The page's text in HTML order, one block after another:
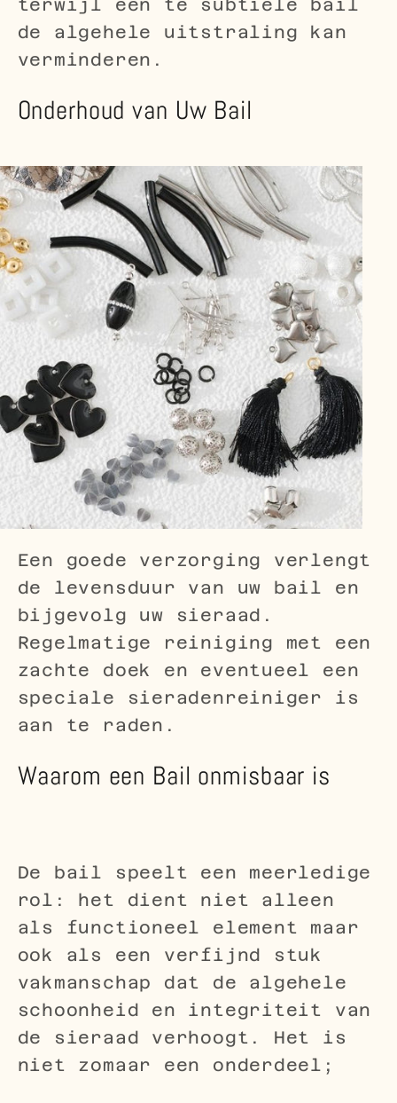
terwijl een te subtiele bail
de algehele uitstraling kan
verminderen.
Onderhoud van Uw Bail
Een goede verzorging verlengt
de levensduur van uw bail en
bijgevolg uw sieraad.
Regelmatige reiniging met een
zachte doek en eventueel een
speciale sieradenreiniger is
aan te raden.
Waarom een Bail onmisbaar is
De bail speelt een meerledige
rol: het dient niet alleen
als functioneel element maar
ook als een verfijnd stuk
vakmanschap dat de algehele
schoonheid en integriteit van
de sieraad verhoogt. Het is
niet zomaar een onderdeel;